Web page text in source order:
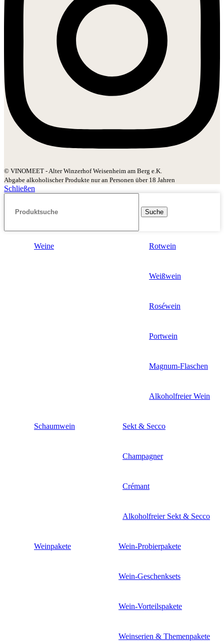
© VINOMEET - Alter Winzerhof Weisenheim am Berg e.K.
Abgabe alkoholischer Produkte nur an Personen über 18 Jahren
Schließen
Suche
Weine Rotwein
Weißwein
Roséwein
Portwein
Magnum-Flaschen
Alkoholfreier Wein
Schaumwein Sekt & Secco
Champagner
Crémant
Alkoholfreier Sekt & Secco
Weinpakete Wein-Probierpakete
Wein-Geschenksets
Wein-Vorteilspakete
Weinserien & Themenpakete